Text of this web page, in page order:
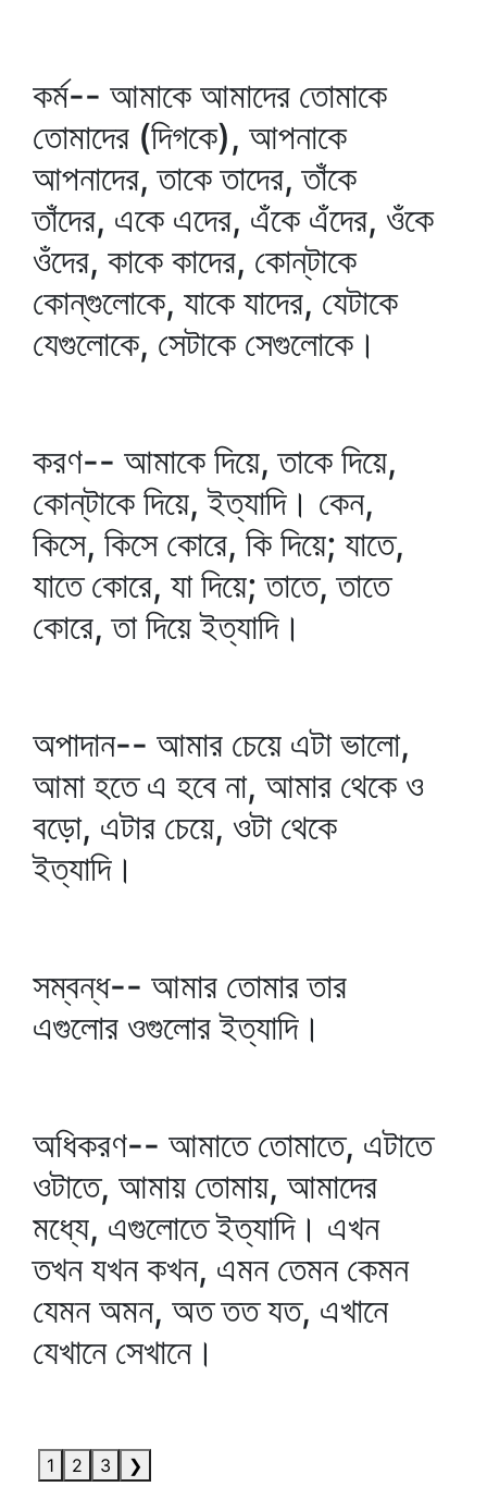
কর্ম-- আমাকে আমাদের তোমাকে
তোমাদের (দিগকে), আপনাকে
আপনাদের, তাকে তাদের, তাঁকে
তাঁদের, একে এদের, এঁকে এঁদের, ওঁকে
ওঁদের, কাকে কাদের, কোন্‌টাকে
কোন্‌গুলোকে, যাকে যাদের, যেটাকে
যেগুলোকে, সেটাকে সেগুলোকে।
করণ-- আমাকে দিয়ে, তাকে দিয়ে,
কোন্‌টাকে দিয়ে, ইত্যাদি। কেন,
কিসে, কিসে কোরে, কি দিয়ে; যাতে,
যাতে কোরে, যা দিয়ে; তাতে, তাতে
কোরে, তা দিয়ে ইত্যাদি।
অপাদান-- আমার চেয়ে এটা ভালো,
আমা হতে এ হবে না, আমার থেকে ও
বড়ো, এটার চেয়ে, ওটা থেকে
ইত্যাদি।
সম্বন্ধ-- আমার তোমার তার
এগুলোর ওগুলোর ইত্যাদি।
অধিকরণ-- আমাতে তোমাতে, এটাতে
ওটাতে, আমায় তোমায়, আমাদের
মধ্যে, এগুলোতে ইত্যাদি। এখন
তখন যখন কখন, এমন তেমন কেমন
যেমন অমন, অত তত যত, এখানে
যেখানে সেখানে।
1 2 3 ❯